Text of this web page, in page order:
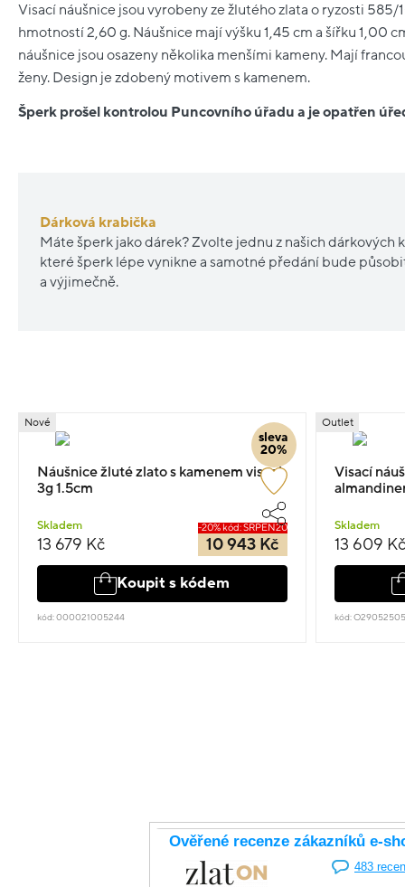
Visací náušnice jsou vyrobeny ze žlutého zlata o ryzosti 585/
hmotností 2,60 g. Náušnice mají výšku 1,45 cm a šířku 1,00
náušnice jsou osazeny několika menšími kameny. Mají
ženy. Design je zdobený motivem s kamenem.
Šperk prošel kontrolou Puncovního úřadu a je opatřen
Dárková krabička
Máte šperk jako dárek? Zvolte jednu z našich dárkových
které šperk lépe vynikne a samotné předání bude
a výjimečně.
sleva
20%
Nové
Náušnice žluté zlato s kamenem visací
3g 1.5cm
Skladem
13 679 Kč
-20% kód: SRPEN20
10 943 Kč
Koupit s kódem
kód: 000021005244
Outlet
Visací
Skladem
13 609 Kč
kód: